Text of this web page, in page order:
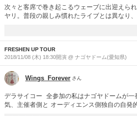
初演奏となった "Jet"。公民権運動盛んな当時
の紹介で始まり、可動式舞台の上でアコース
レンジを加えた "Something"。会場全員が歌う
La-Di Ob-La-Da"、"Hey Jude"。ドームの中に
"Live And Let Die"。フクシマへ捧げるよ、と
た "Yesterday" あたりでしょうか。 そして、英語のMCにスクリーン
で日本語訳を表示させてくれたり、「キョ
マス」、「デモ エイゴノホウガ トクイデス
MCを頑張る姿に、観客全員を楽しませようと
ルとしてのこだわりが垣間見えて感動しまし
なこの御方、今後も私たちをワクワクさせて
次々と客席で巻き起こるウェーブに出迎えら
ヤリ。普段の親しみ慣れたライブとは異なり
の熱狂や反応がビシビシ伝わってきた今夜は
ンサート会場としてのポテンシャルの高さを再
目されていた演奏は、通常のドーム公演より
ったのですが、レアな演奏曲が含まれたこと
連呼するポールのMCを体感すると、日本人が
演」に抱く特別性を理解してくれたように思
てやはり、楽曲の持つ魅力がそれぞれ尋常で
マ音で直撃されて「冷静でいろ」というのは
ですよね。 さらに今夜は、すべての客席に発光型リストバンドが配
FRESHEN UP TOUR
2018/11/08 (木) 18:30開演 @ ナゴヤドーム(愛知県)
Wings_Forever さん
デラサイコー ️ 全参加の私はナゴヤドームが一
気、主催者側と オーディエンス側独自の自発